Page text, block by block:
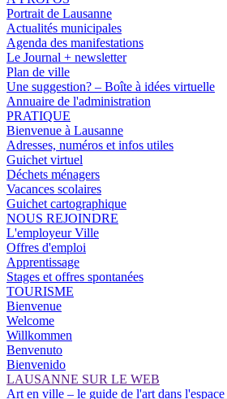
Portrait de Lausanne
Actualités municipales
Agenda des manifestations
Le Journal + newsletter
Plan de ville
Une suggestion? – Boîte à idées virtuelle
Annuaire de l'administration
PRATIQUE
Bienvenue à Lausanne
Adresses, numéros et infos utiles
Guichet virtuel
Déchets ménagers
Vacances scolaires
Guichet cartographique
NOUS REJOINDRE
L'employeur Ville
Offres d'emploi
Apprentissage
Stages et offres spontanées
TOURISME
Bienvenue
Welcome
Willkommen
Benvenuto
Bienvenido
LAUSANNE SUR LE WEB
Art en ville – le guide de l'art dans